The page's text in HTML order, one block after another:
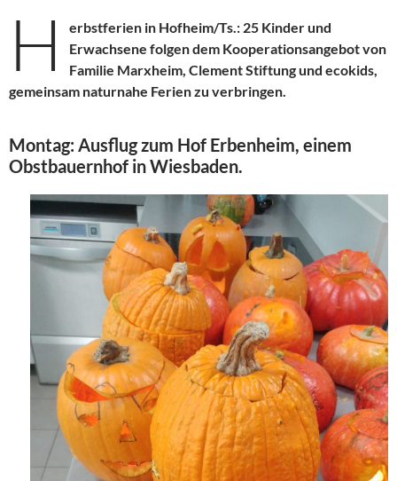
H
erbstferien in Hofheim/Ts.: 25 Kinder und
Erwachsene folgen dem Kooperationsangebot von
Familie Marxheim, Clement Stiftung und ecokids,
gemeinsam naturnahe Ferien zu verbringen.
Montag: Ausflug zum Hof Erbenheim, einem
Obstbauernhof in Wiesbaden.